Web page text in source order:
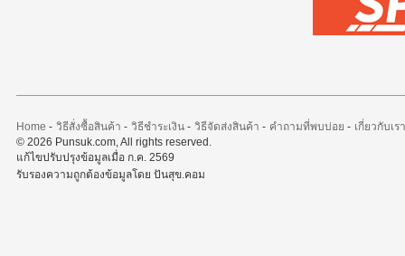
Home - วิธีสั่งซื้อสินค้า - วิธีชำระเงิน- วิธีจัดส่งสินค้า - คำถามที่พบบ่อย - เกี่ยวกับเรา
© 2026 Punsuk.com, All rights reserved.
แก้ไขปรับปรุงข้อมูลเมื่อ ก.ค. 2569
รับรองความถูกต้องข้อมูลโดย ปันสุข.คอม